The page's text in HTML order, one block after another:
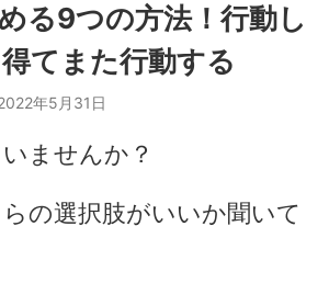
る9つの方法！行動し
てまた行動する
年5月31日
ませんか？
の選択肢がいいか聞いて